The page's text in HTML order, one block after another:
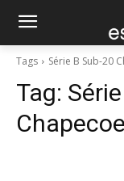
Tags Série B Sub-20
Tag: